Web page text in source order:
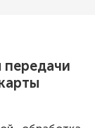
передачи